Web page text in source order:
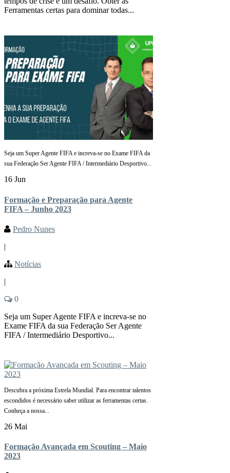
Ferramentas certas para dominar todas...
Seja um Super Agente FIFA e increva-se no Exame FIFA da
sua Federação Ser Agente FIFA / Intermediário Desportivo...
16 Jun
Formação e Preparação para Agente
FIFA – Junho 2023
Pedro Nunes
|
Notícias
|
0
Seja um Super Agente FIFA e increva-se no
Exame FIFA da sua Federação Ser Agente
FIFA / Intermediário Desportivo...
Descubra a próxima Estrela Mundial. Para encontrar talentos
escondidos é necessário saber utilizar as ferramentas certas.
Conheça a nossa...
26 Mai
Formação Avançada em Scouting – Maio
2023